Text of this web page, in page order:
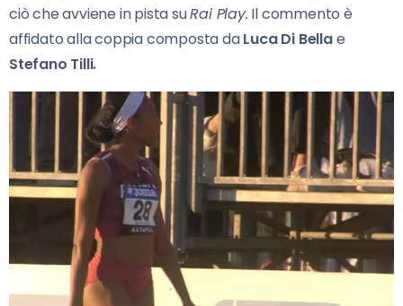
ciò che avviene in pista suRai Play. Il commento è
affidato alla coppia composta daLuca Di Bellae
Stefano Tilli.